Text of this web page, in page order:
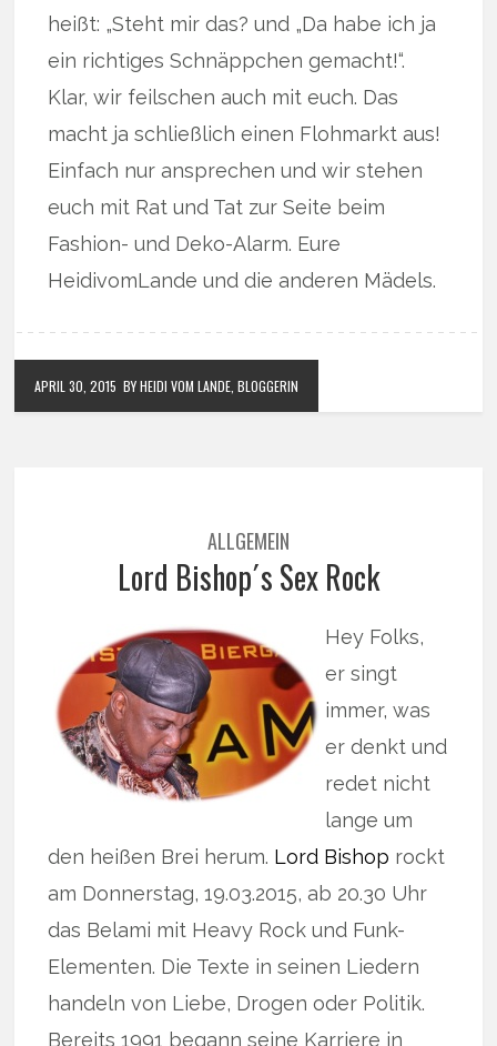
heißt: „Steht mir das? und „Da habe ich ja
ein richtiges Schnäppchen gemacht!“.
Klar, wir feilschen auch mit euch. Das
macht ja schließlich einen Flohmarkt aus!
Einfach nur ansprechen und wir stehen
euch mit Rat und Tat zur Seite beim
Fashion- und Deko-Alarm. Eure
HeidivomLande und die anderen Mädels.
APRIL 30, 2015 BY HEIDI VOM LANDE, BLOGGERIN
ALLGEMEIN
Lord Bishop´s Sex Rock
Hey Folks,
er singt
immer, was
er denkt und
redet nicht
lange um
den heißen Brei herum. Lord Bishop rockt
am Donnerstag, 19.03.2015, ab 20.30 Uhr
das Belami mit Heavy Rock und Funk-
Elementen. Die Texte in seinen Liedern
handeln von Liebe, Drogen oder Politik.
Bereits 1991 begann seine Karriere in